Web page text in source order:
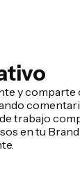
y comparte
trabajo
en tu Brand